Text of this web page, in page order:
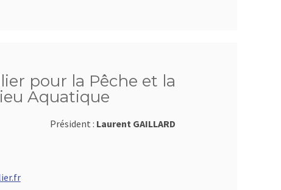
pour la Pêche et la
Aquatique
Président : Laurent GAILLARD